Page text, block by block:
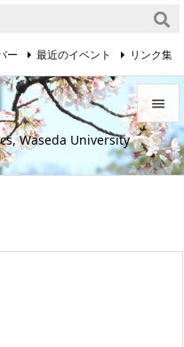
Waseda University


メニュ
前へ
ー 最近のイベント リンク集